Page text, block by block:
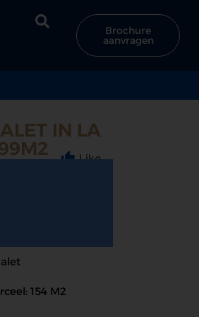
Brochure
aanvragen
IN LA
Like
154 M2